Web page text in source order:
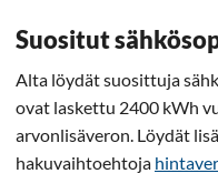
Suositut
Alta löydät suosittuja
ovat laskettu 2400 kWh
arvonlisäveron. Löydät
hakuvaihtoehtoja